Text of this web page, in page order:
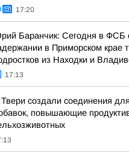
17:20
Баранчик: Сегодня в ФСБ
в Приморском крае
из Находки и
17:13
создали соединения
повышающие